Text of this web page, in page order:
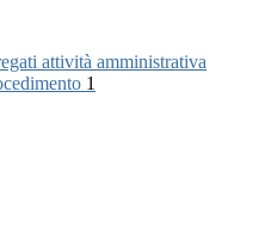
attività amministrativa
1